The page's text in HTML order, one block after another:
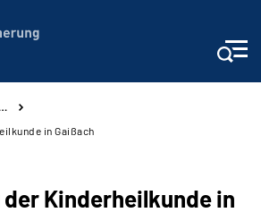
in Gaißach
Kinderheilkunde in